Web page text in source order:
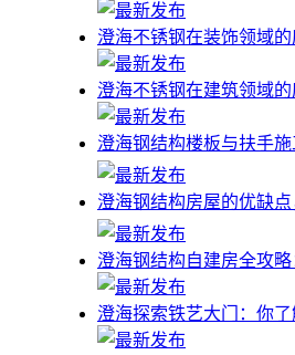
澄海不锈钢在装饰领域
澄海不锈钢在建筑领域的
澄海钢结构楼板与扶手
澄海钢结构房屋的优缺
澄海钢结构自建房全攻
澄海探索铁艺大门：你了